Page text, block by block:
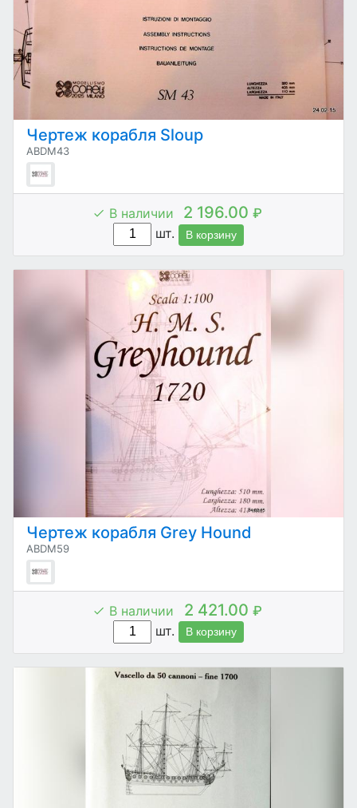
Чертеж корабля Sloup
ABDM43
В наличии 2 196.00 ₽
шт.
В корзину
Чертеж корабля Grey Hound
ABDM59
В наличии 2 421.00 ₽
шт.
В корзину